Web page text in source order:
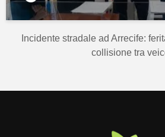
Incidente stradale ad Arrecife:
collisione tra